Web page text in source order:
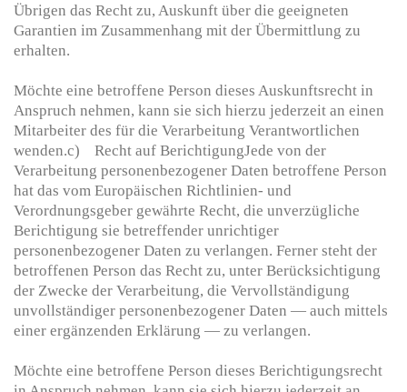
Übrigen das Recht zu, Auskunft über die geeigneten
Garantien im Zusammenhang mit der Übermittlung zu
erhalten.
Möchte eine betroffene Person dieses Auskunftsrecht in
Anspruch nehmen, kann sie sich hierzu jederzeit an einen
Mitarbeiter des für die Verarbeitung Verantwortlichen
wenden.c) Recht auf BerichtigungJede von der
Verarbeitung personenbezogener Daten betroffene Person
hat das vom Europäischen Richtlinien- und
Verordnungsgeber gewährte Recht, die unverzügliche
Berichtigung sie betreffender unrichtiger
personenbezogener Daten zu verlangen. Ferner steht der
betroffenen Person das Recht zu, unter Berücksichtigung
der Zwecke der Verarbeitung, die Vervollständigung
unvollständiger personenbezogener Daten — auch mittels
einer ergänzenden Erklärung — zu verlangen.
Möchte eine betroffene Person dieses Berichtigungsrecht